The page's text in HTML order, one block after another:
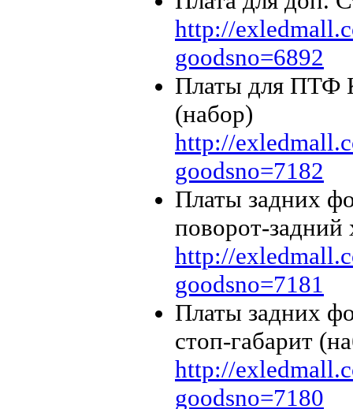
http://
goodsno=6892
Платы для ПТФ
(набор)
http://
goodsno=7182
Платы задних
поворот-задний
http://
goodsno=7181
Платы задних
стоп-габарит
http://
goodsno=7180